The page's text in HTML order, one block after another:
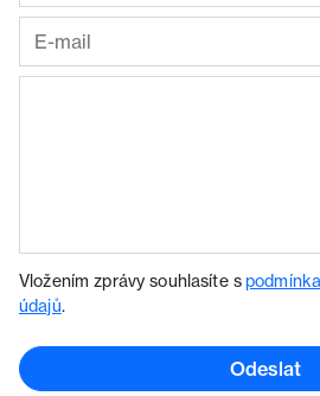
Vložením zprávy souhlasíte s
údajů.
Odeslat